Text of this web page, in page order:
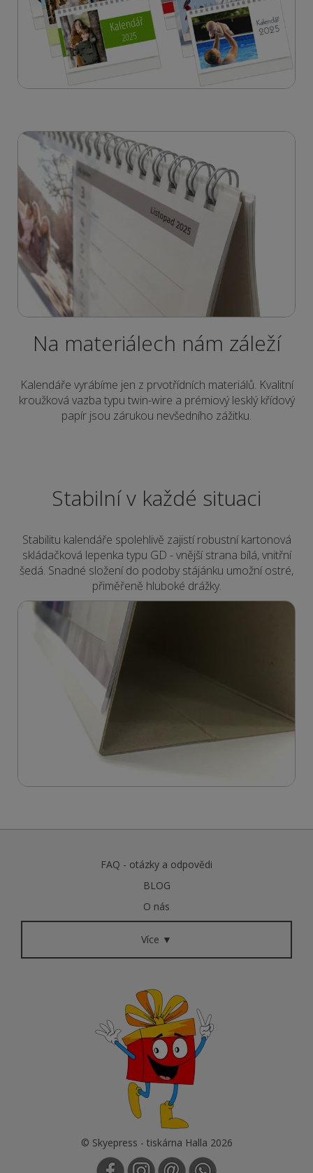
Na materiálech nám záleží
Kalendáře vyrábíme jen z prvotřídních materiálů. Kvalitní
kroužková vazba typu twin-wire a prémiový lesklý křídový
papír jsou zárukou nevšedního zážitku.
Stabilní v každé situaci
Stabilitu kalendáře spolehlivě zajistí robustní kartonová
skládačková lepenka typu GD - vnější strana bílá, vnitřní
šedá. Snadné složení do podoby stájánku umožní ostré,
přiměřeně hluboké drážky.
FAQ - otázky a odpovědi
BLOG
O nás
Více ▼
© Skyepress - tiskárna Halla 2026